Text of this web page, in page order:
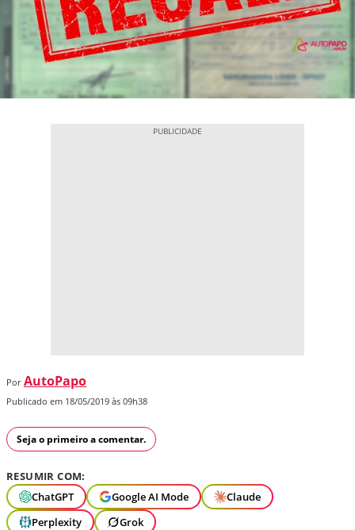
Por AutoPapo
Publicado em 18/05/2019 às 09h38
Seja o primeiro a comentar.
RESUMIR COM:
ChatGPT
Google AI Mode
Claude
Perplexity
Grok